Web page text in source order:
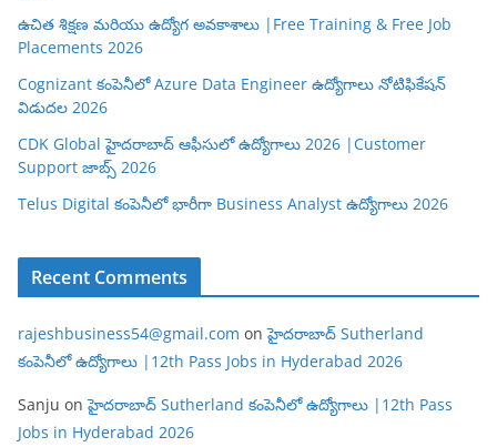
ఉచిత శిక్షణ మరియు ఉద్యోగ అవకాశాలు |Free Training & Free Job
Placements 2026
Cognizant కంపెనీలో Azure Data Engineer ఉద్యోగాలు నోటిఫికేషన్
విడుదల 2026
CDK Global హైదరాబాద్ ఆఫీసులో ఉద్యోగాలు 2026 |Customer
Support జాబ్స్ 2026
Telus Digital కంపెనీలో భారీగా Business Analyst ఉద్యోగాలు 2026
Recent Comments
rajeshbusiness54@gmail.com onహైదరాబాద్ Sutherland
కంపెనీలో ఉద్యోగాలు |12th Pass Jobs in Hyderabad 2026
Sanju onహైదరాబాద్ Sutherland కంపెనీలో ఉద్యోగాలు |12th Pass
Jobs in Hyderabad 2026